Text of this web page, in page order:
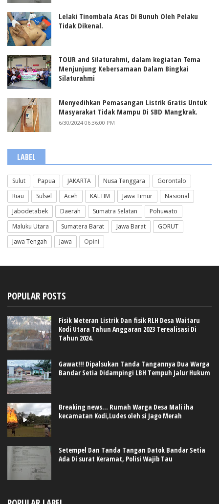
Lelaki Tinombala Atas Di Bunuh Oleh Pelaku
Tidak Dikenal.
TOUR and Silaturahmi, dalam kegiatan Tema
Menjunjung Kebersamaan Dalam Bingkai
Silaturahmi
Menyedihkan Pemasangan Listrik Gratis Untuk
Masyarakat Tidak Mampu Di SBD Mangkrak.
6/30/2024 06:36:00 PM
LABEL
Sulut Papua JAKARTA Nusa Tenggara
Gorontalo
Riau
Sulsel Aceh KALTIM Jawa Timur
Nasional
Jabodetabek
Daerah Sumatra Selatan
Pohuwato
Maluku Utara
Sumatera Barat Jawa Barat
GORUT
Jawa Tengah
Jawa Opini
POPULAR POSTS
Fisik Meteran Listrik Dan fisik RLH Desa Waitaru
Kodi Utara Tahun Anggaran 2023 Terealisasi Di
Tahun 2024.
Gawat!!! Dipalsukan Tanda Tangannya Dua Warga
Bandar Setia Didampingi LBH Tempuh Jalur Hukum
Breaking news... Rumah Warga Desa Mali iha
kecamatan Kodi,Ludes oleh si Jago Merah
Setempel Dan Tanda Tangan Datok Bandar Setia
Ada Di surat Keramat, Polisi Wajib Tau